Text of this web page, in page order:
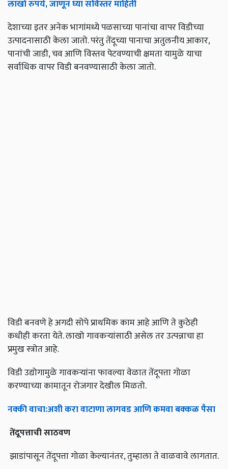
लाखोरुपये,जाणूनघ्यासविस्तरमाहिती
देशाच्या इतर अनेक भागांमध्ये पळसाच्या पानांचा वापर विडीच्या
उत्पादनासाठी केला जातो. परंतु तेंदूच्या पानाचा अतुलनीय आकार,
पानांची जाडी, चव आणि विस्तव पेटवण्याची क्षमता यामुळे याचा
सर्वाधिक वापर विडी बनवण्यासाठी केला जातो.
विडी बनवणे हे अगदी सोपे प्राथमिक काम आहे आणि ते कुठेही
कधीही करता येते. लाखो गावकऱ्यांसाठी असेल तर उत्पन्नाचा हा
प्रमुख स्त्रोत आहे.
विडी उद्योगामुळे गावकऱ्यांना फावल्या वेळात तेंदूपत्ता गोळा
करण्याच्या कामातून रोजगार देखील मिळतो.
नक्कीवाचा:अशीकरावाटाणालागवडआणिकमवाबक्कळपैसा
तेंदूपत्ताचीसाठवण
झाडांपासून तेंदूपत्ता गोळा केल्यानंतर, तुम्हाला ते वाळवावे लागतात.